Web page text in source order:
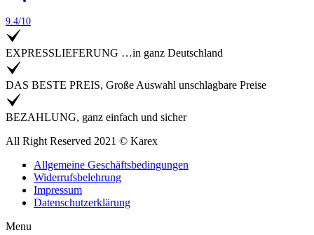
9.4/10
EXPRESSLIEFERUNG …in ganz Deutschland
DAS BESTE PREIS, Große Auswahl unschlagbare Preise
BEZAHLUNG, ganz einfach und sicher
All Right Reserved 2021 © Karex
Allgemeine Geschäftsbedingungen
Widerrufsbelehrung
Impressum
Datenschutzerklärung
Menu